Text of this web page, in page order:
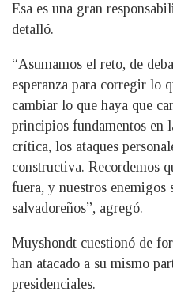
Esa es una gran
detalló.
“Asumamos el reto, de
esperanza para corregir lo
cambiar lo que haya que
principios fundamentos en
crítica, los ataques
constructiva. Recordemos
fuera, y nuestros enemigos
salvadoreños”, agregó.
Muyshondt cuestionó de
han atacado a su mismo
presidenciales.